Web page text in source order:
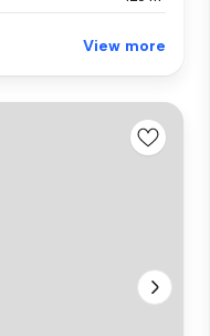
View more